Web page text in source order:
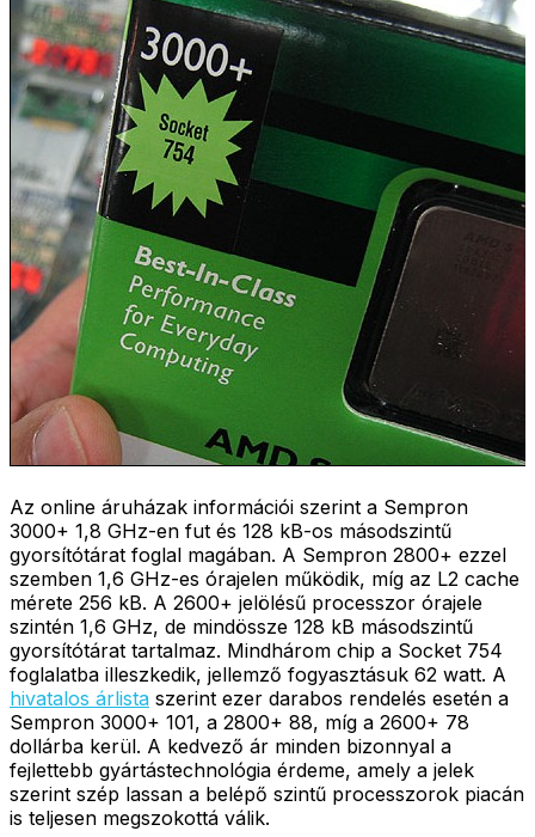
Az online áruházak információi szerint a Sempron
3000+ 1,8 GHz-en fut és 128 kB-os másodszintű
gyorsítótárat foglal magában. A Sempron 2800+ ezzel
szemben 1,6 GHz-es órajelen működik, míg az L2 cache
mérete 256 kB. A 2600+ jelölésű processzor órajele
szintén 1,6 GHz, de mindössze 128 kB másodszintű
gyorsítótárat tartalmaz. Mindhárom chip a Socket 754
foglalatba illeszkedik, jellemző fogyasztásuk 62 watt. A
hivatalos árlista szerint ezer darabos rendelés esetén a
Sempron 3000+ 101, a 2800+ 88, míg a 2600+ 78
dollárba kerül. A kedvező ár minden bizonnyal a
fejlettebb gyártástechnológia érdeme, amely a jelek
szerint szép lassan a belépő szintű processzorok piacán
is teljesen megszokottá válik.